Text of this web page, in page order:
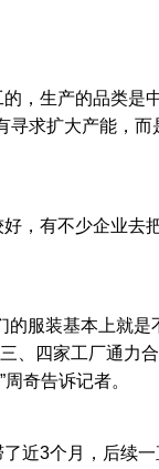
，生产的品类是
寻求扩大产能，
，有不少企业去
服装基本上就
、四家工厂通力
奇告诉记者。
近3个月，后续